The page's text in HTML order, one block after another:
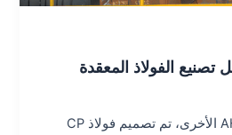
الفولاذ المعقدة
على عكس درجات AHSS الأخرى، تم تصميم فولاذ CP